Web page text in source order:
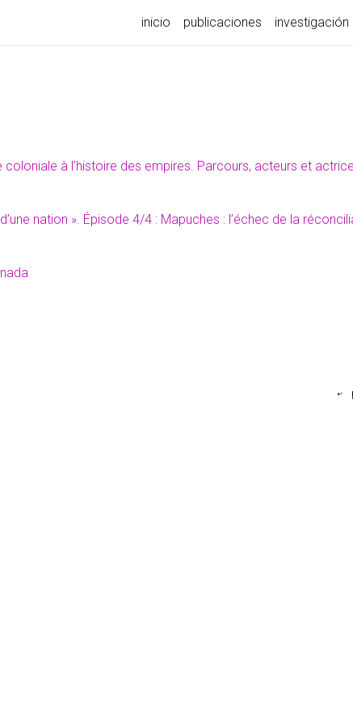
inicio publicaciones investigación
coloniale à l’histoire des empires. Parcours, acteurs et
nation ». Épisode 4/4 : Mapuches : l’échec de la